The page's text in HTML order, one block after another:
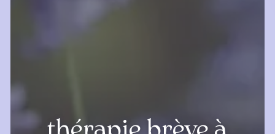
thérapie brève à